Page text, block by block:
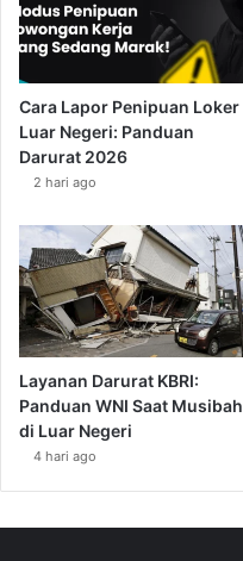
Cara Lapor Penipuan Loker
Luar Negeri: Panduan
Darurat 2026
2 hari ago
Layanan Darurat KBRI:
Panduan WNI Saat Musibah
di Luar Negeri
4 hari ago